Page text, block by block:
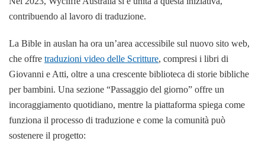
contribuendo al lavoro di traduzione.
La Bible in auslan ha ora un’area accessibile sul nuovo sito web,
che offre traduzioni video delle Scritture, compresi i libri di
Giovanni e Atti, oltre a una crescente biblioteca di storie bibliche
per bambini. Una sezione “Passaggio del giorno” offre un
incoraggiamento quotidiano, mentre la piattaforma spiega come
funziona il processo di traduzione e come la comunità può
sostenere il progetto: